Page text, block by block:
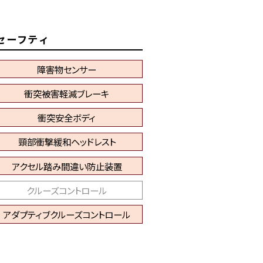
ーフティ
障害物センサー
衝突被害軽減ブレーキ
衝突安全ボディ
頸部衝撃緩和ヘッドレスト
アクセル踏み間違い防止装置
クルーズコントロール
アダプティブクルーズコントロール